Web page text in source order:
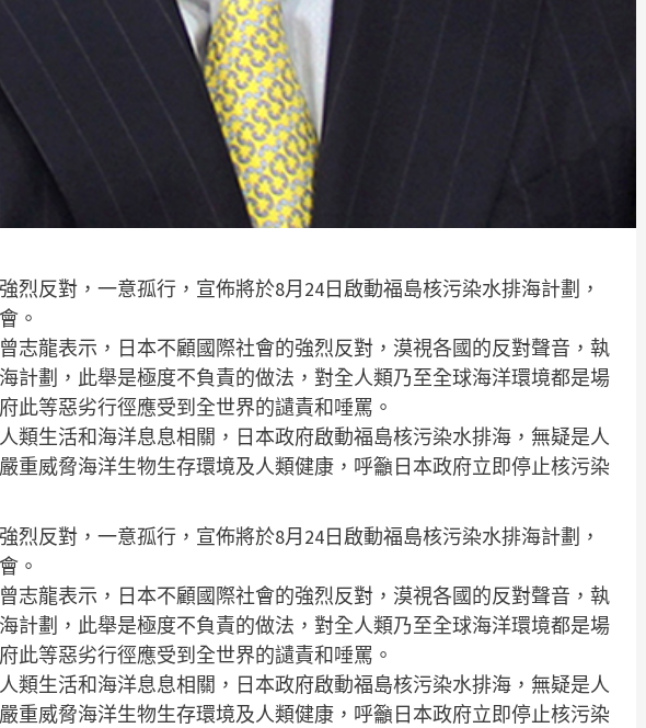
烈反對，一意孤行，宣佈將於8月24日啟動福島核污染水排海計劃，
。
志龍表示，日本不顧國際社會的強烈反對，漠視各國的反對聲音，執
計劃，此舉是極度不負責的做法，對全人類乃至全球海洋環境都是場
此等惡劣行徑應受到全世界的讉責和唾罵。
類生活和海洋息息相關，日本政府啟動福島核污染水排海，無疑是人
重威脅海洋生物生存環境及人類健康，呼籲日本政府立即停止核污染
烈反對，一意孤行，宣佈將於8月24日啟動福島核污染水排海計劃，
。
志龍表示，日本不顧國際社會的強烈反對，漠視各國的反對聲音，執
計劃，此舉是極度不負責的做法，對全人類乃至全球海洋環境都是場
此等惡劣行徑應受到全世界的讉責和唾罵。
類生活和海洋息息相關，日本政府啟動福島核污染水排海，無疑是人
重威脅海洋生物生存環境及人類健康，呼籲日本政府立即停止核污染